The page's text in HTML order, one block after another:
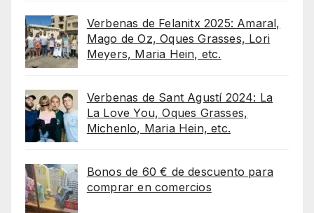
Verbenas de Felanitx 2025: Amaral,
Mago de Oz, Oques Grasses, Lori
Meyers, Maria Hein, etc.
Verbenas de Sant Agustí 2024: La
La Love You, Oques Grasses,
Michenlo, Maria Hein, etc.
Bonos de 60 € de descuento para
comprar en comercios